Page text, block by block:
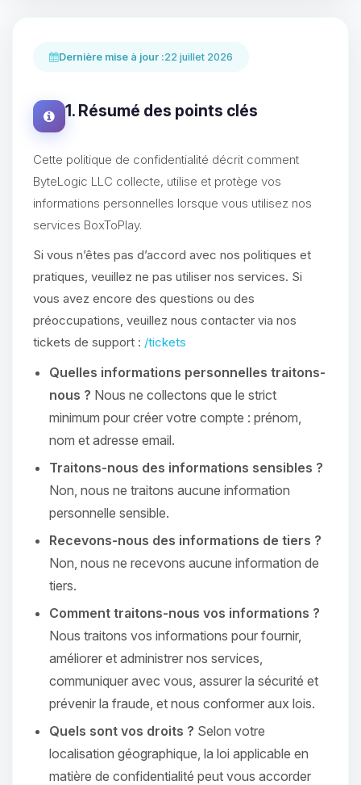
Dernière mise à jour :22 juillet 2026
1. Résumé des points clés
Cette politique de confidentialité décrit comment
ByteLogic LLC collecte, utilise et protège vos
informations personnelles lorsque vous utilisez nos
services BoxToPlay.
Si vous n’êtes pas d’accord avec nos politiques et
pratiques, veuillez ne pas utiliser nos services. Si
vous avez encore des questions ou des
préoccupations, veuillez nous contacter via nos
tickets de support : /tickets
Quelles informations personnelles traitons-
nous ? Nous ne collectons que le strict
minimum pour créer votre compte : prénom,
nom et adresse email.
Traitons-nous des informations sensibles ?
Non, nous ne traitons aucune information
personnelle sensible.
Recevons-nous des informations de tiers ?
Non, nous ne recevons aucune information de
tiers.
Comment traitons-nous vos informations ?
Nous traitons vos informations pour fournir,
améliorer et administrer nos services,
communiquer avec vous, assurer la sécurité et
prévenir la fraude, et nous conformer aux lois.
Quels sont vos droits ? Selon votre
localisation géographique, la loi applicable en
matière de confidentialité peut vous accorder